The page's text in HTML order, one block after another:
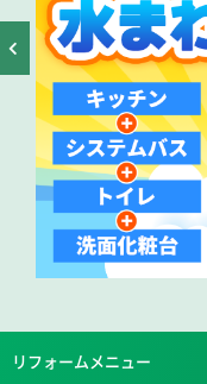
リフォームメニュー